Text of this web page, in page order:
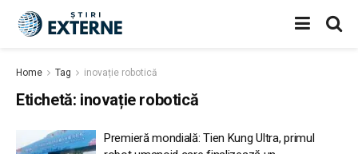
Home Tag inovație robotică
Etichetă: inovație robotică
Premieră mondială: Tien Kung Ultra, primul